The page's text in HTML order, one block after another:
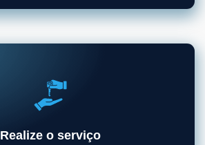
Realize o serviço